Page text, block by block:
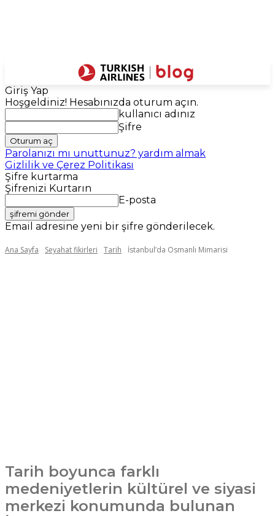
Giriş Yap
Hoşgeldiniz! Hesabınızda oturum açın.
kullanıcı adınız
Şifre
Parolanızı mı unuttunuz? yardım almak
Gizlilik ve Çerez Politikası
Şifre kurtarma
Şifrenizi Kurtarın
E-posta
Email adresine yeni bir şifre gönderilecek.
Ana Sayfa Seyahat fikirleri Tarih İstanbul’da Osmanlı Mimarisi
Tarih boyunca farklı
medeniyetlerin kültürel ve siyasi
merkezi konumunda bulunan